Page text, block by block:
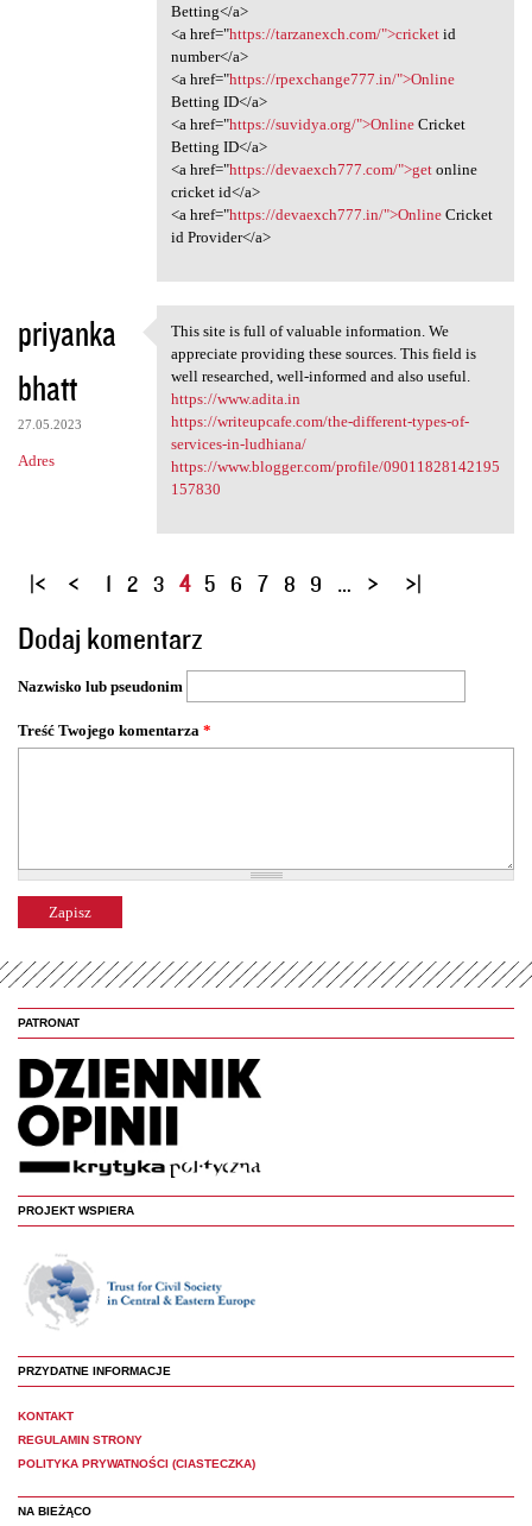
Betting</a>
<a href="https://tarzanexch.com/">cricketid
number</a>
<a href="https://rpexchange777.in/">Online
Betting ID</a>
<a href="https://suvidya.org/">OnlineCricket
Betting ID</a>
<a href="https://devaexch777.com/">getonline
cricket id</a>
<a href="https://devaexch777.in/">OnlineCricket
id Provider</a>
priyanka
bhatt
27.05.2023
Adres
This site is full of valuable
This site is full of valuable information. We
appreciate providing these sources. This field is
well researched, well-informed and also useful.
https://www.adita.in
https://writeupcafe.com/the-different-types-of-
services-in-ludhiana/
https://www.blogger.com/profile/09011828142195
157830
S
r
o
n
y
1 2 3 4 5 6 7 8 9 …
Dodaj komentarz
Nazwisko lub pseudonim
Treść Twojego komentarza *
PATRONAT
PROJEKT WSPIERA
PRZYDATNE INFORMACJE
KONTAKT
REGULAMIN STRONY
POLITYKA PRYWATNOŚCI (CIASTECZKA)
NA BIEŻĄCO